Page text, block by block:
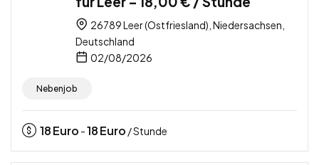
26789 Leer (Ostfriesland), Niedersachsen,
Deutschland
02/08/2026
Nebenjob
18Euro -18Euro / Stunde